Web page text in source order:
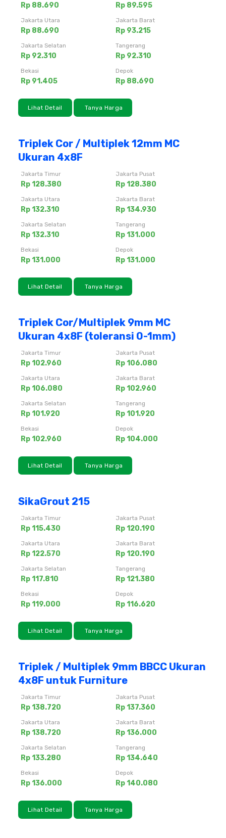
Rp 88.690 Rp 89.595
Jakarta Utara
Rp 88.690
Jakarta Barat
Rp 93.215
Jakarta Selatan
Rp 92.310
Tangerang
Rp 92.310
Bekasi
Rp 91.405
Depok
Rp 88.690
Lihat Detail Tanya Harga
Triplek Cor / Multiplek 12mm MC
Ukuran 4x8F
Jakarta Timur
Rp 128.380
Jakarta Pusat
Rp 128.380
Jakarta Utara
Rp 132.310
Jakarta Barat
Rp 134.930
Jakarta Selatan
Rp 132.310
Tangerang
Rp 131.000
Bekasi
Rp 131.000
Depok
Rp 131.000
Lihat Detail Tanya Harga
Triplek Cor/Multiplek 9mm MC
Ukuran 4x8F (toleransi 0-1mm)
Jakarta Timur
Rp 102.960
Jakarta Pusat
Rp 106.080
Jakarta Utara
Rp 106.080
Jakarta Barat
Rp 102.960
Jakarta Selatan
Rp 101.920
Tangerang
Rp 101.920
Bekasi
Rp 102.960
Depok
Rp 104.000
Lihat Detail Tanya Harga
SikaGrout 215
Jakarta Timur
Rp 115.430
Jakarta Pusat
Rp 120.190
Jakarta Utara
Rp 122.570
Jakarta Barat
Rp 120.190
Jakarta Selatan
Rp 117.810
Tangerang
Rp 121.380
Bekasi
Rp 119.000
Depok
Rp 116.620
Lihat Detail Tanya Harga
Triplek / Multiplek 9mm BBCC Ukuran
4x8F untuk Furniture
Jakarta Timur
Rp 138.720
Jakarta Pusat
Rp 137.360
Jakarta Utara
Rp 138.720
Jakarta Barat
Rp 136.000
Jakarta Selatan
Rp 133.280
Tangerang
Rp 134.640
Bekasi
Rp 136.000
Depok
Rp 140.080
Lihat Detail Tanya Harga